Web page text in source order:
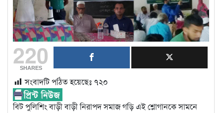
220
SHARES
সংবাদটি পঠিত হয়েছেঃ ৭২০
বিট পুলিশিং বাড়ী বাড়ী নিরাপদ সমাজ গড়ি এই শ্লোগানকে সামনে